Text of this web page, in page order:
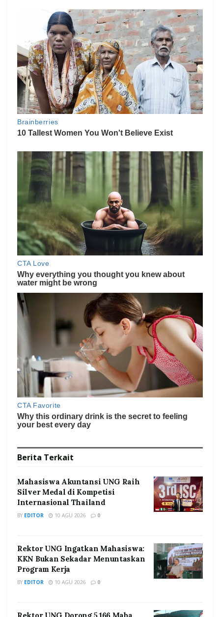
Berita Terkait
Mahasiswa Akuntansi UNG Raih
Silver Medal di Kompetisi
Internasional Thailand
BY EDITOR 10 AGU 2026 0
Rektor UNG Ingatkan Mahasiswa:
KKN Bukan Sekadar Menuntaskan
Program Kerja
BY EDITOR 10 AGU 2026 0